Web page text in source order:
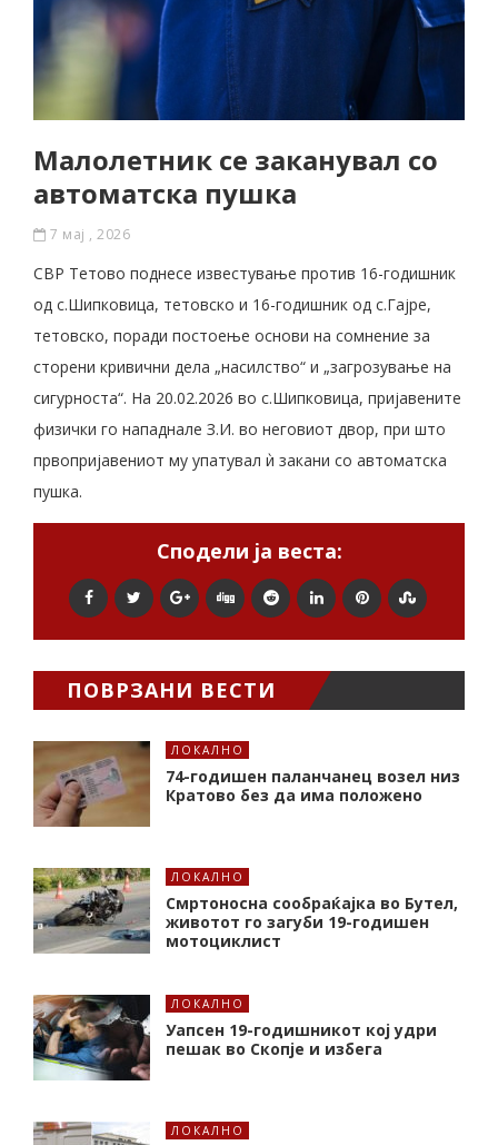
Малолетник се заканувал со
автоматска пушка
7 мај , 2026
СВР Тетово поднесе известување против 16-годишник
од с.Шипковица, тетовско и 16-годишник од с.Гајре,
тетовско, поради постоење основи на сомнение за
сторени кривични дела „насилство“ и „загрозување на
сигурноста“. На 20.02.2026 во с.Шипковица, пријавените
физички го нападнале З.И. во неговиот двор, при што
првопријавениот му упатувал ѝ закани со автоматска
пушка.
Сподели ја веста:
ПОВРЗАНИ ВЕСТИ
ЛОКАЛНО
74-годишен паланчанец возел низ
Кратово без да има положено
ЛОКАЛНО
Смртоносна сообраќајка во Бутел,
животот го загуби 19-годишен
мотоциклист
ЛОКАЛНО
Уапсен 19-годишникот кој удри
пешак во Скопје и избега
ЛОКАЛНО